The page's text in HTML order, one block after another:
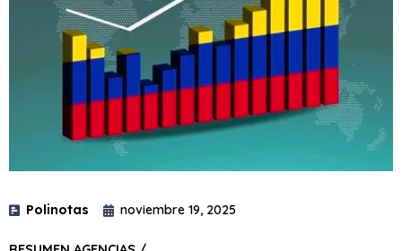
Polinotas noviembre 19, 2025